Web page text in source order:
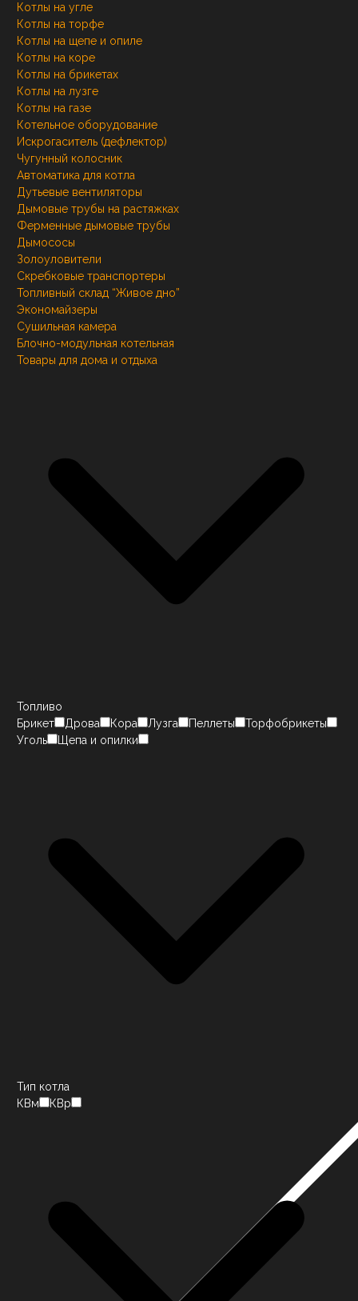
Котлы на угле
Котлы на торфе
Котлы на щепе и опиле
Котлы на коре
Котлы на брикетах
Котлы на лузге
Котлы на газе
Котельное оборудование
Искрогаситель (дефлектор)
Чугунный колосник
Автоматика для котла
Дутьевые вентиляторы
Дымовые трубы на растяжках
Ферменные дымовые трубы
Дымососы
Золоуловители
Скребковые транспортеры
Топливный склад “Живое дно”
Экономайзеры
Сушильная камера
Блочно-модульная котельная
Товары для дома и отдыха
Топливо
Брикет
Дрова Кора Лузга Пеллеты
Торфобрикеты
Уголь
Щепа и опилки
Тип котла
КВм
КВр